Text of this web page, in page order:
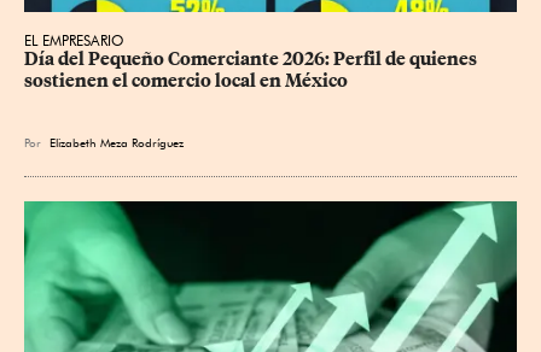
EL EMPRESARIO
Día del Pequeño Comerciante 2026: Perfil de quienes
sostienen el comercio local en México
Por Elizabeth Meza Rodríguez